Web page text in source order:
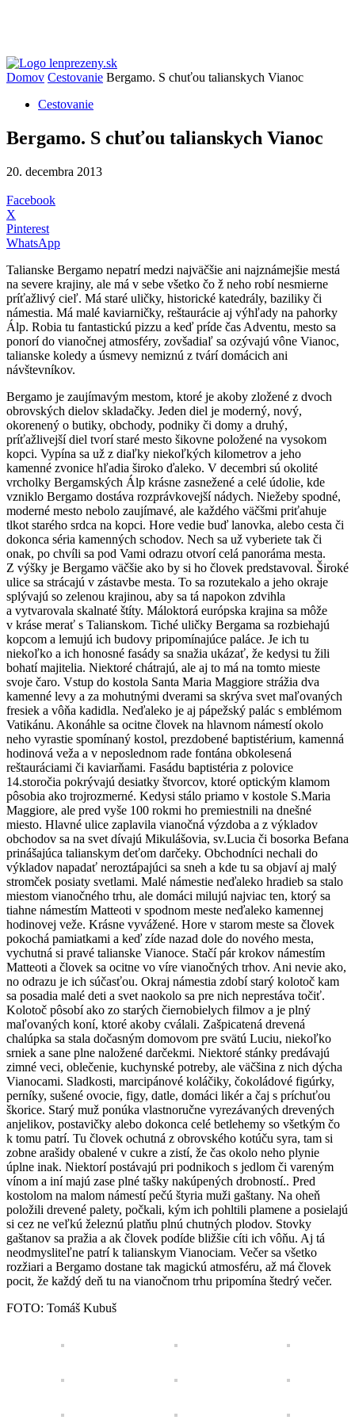
Domov Cestovanie Bergamo. S chuťou talianskych Vianoc
Cestovanie
Bergamo. S chuťou talianskych Vianoc
20. decembra 2013
Facebook
X
Pinterest
WhatsApp
Talianske Bergamo nepatrí medzi najväčšie ani najznámejšie mestá
na severe krajiny, ale má v sebe všetko čo ž neho robí nesmierne
príťažlivý cieľ. Má staré uličky, historické katedrály, baziliky či
námestia. Má malé kaviarničky, reštaurácie aj výhľady na pahorky
Álp. Robia tu fantastickú pizzu a keď príde čas Adventu, mesto sa
ponorí do vianočnej atmosféry, zovšadiaľ sa ozývajú vône Vianoc,
talianske koledy a úsmevy nemiznú z tvárí domácich ani
návštevníkov.
Bergamo je zaujímavým mestom, ktoré je akoby zložené z dvoch
obrovských dielov skladačky. Jeden diel je moderný, nový,
okorenený o butiky, obchody, podniky či domy a druhý,
príťažlivejší diel tvorí staré mesto šikovne položené na vysokom
kopci. Vypína sa už z diaľky niekoľkých kilometrov a jeho
kamenné zvonice hľadia široko ďaleko. V decembri sú okolité
vrcholky Bergamských Álp krásne zasnežené a celé údolie, kde
vzniklo Bergamo dostáva rozprávkovejší nádych. Niežeby spodné,
moderné mesto nebolo zaujímavé, ale každého väčšmi priťahuje
tlkot starého srdca na kopci. Hore vedie buď lanovka, alebo cesta či
dokonca séria kamenných schodov. Nech sa už vyberiete tak či
onak, po chvíli sa pod Vami odrazu otvorí celá panoráma mesta.
Z výšky je Bergamo väčšie ako by si ho človek predstavoval. Široké
ulice sa strácajú v zástavbe mesta. To sa rozutekalo a jeho okraje
splývajú so zelenou krajinou, aby sa tá napokon zdvihla
a vytvarovala skalnaté štíty. Máloktorá európska krajina sa môže
v kráse merať s Talianskom. Tiché uličky Bergama sa rozbiehajú
kopcom a lemujú ich budovy pripomínajúce paláce. Je ich tu
niekoľko a ich honosné fasády sa snažia ukázať, že kedysi tu žili
bohatí majitelia. Niektoré chátrajú, ale aj to má na tomto mieste
svoje čaro. Vstup do kostola Santa Maria Maggiore strážia dva
kamenné levy a za mohutnými dverami sa skrýva svet maľovaných
fresiek a vôňa kadidla. Neďaleko je aj pápežský palác s emblémom
Vatikánu. Akonáhle sa ocitne človek na hlavnom námestí okolo
neho vyrastie spomínaný kostol, prezdobené baptistérium, kamenná
hodinová veža a v neposlednom rade fontána obkolesená
reštauráciami či kaviarňami. Fasádu baptistéria z polovice
14.storočia pokrývajú desiatky štvorcov, ktoré optickým klamom
pôsobia ako trojrozmerné. Kedysi stálo priamo v kostole S.Maria
Maggiore, ale pred vyše 100 rokmi ho premiestnili na dnešné
miesto. Hlavné ulice zaplavila vianočná výzdoba a z výkladov
obchodov sa na svet dívajú Mikulášovia, sv.Lucia či bosorka Befana
prinášajúca talianskym deťom darčeky. Obchodníci nechali do
výkladov napadať neroztápajúci sa sneh a kde tu sa objaví aj malý
stromček posiaty svetlami. Malé námestie neďaleko hradieb sa stalo
miestom vianočného trhu, ale domáci milujú najviac ten, ktorý sa
tiahne námestím Matteoti v spodnom meste neďaleko kamennej
hodinovej veže. Krásne vyvážené. Hore v starom meste sa človek
pokochá pamiatkami a keď zíde nazad dole do nového mesta,
vychutná si pravé talianske Vianoce. Stačí pár krokov námestím
Matteoti a človek sa ocitne vo víre vianočných trhov. Ani nevie ako,
no odrazu je ich súčasťou. Okraj námestia zdobí starý kolotoč kam
sa posadia malé deti a svet naokolo sa pre nich neprestáva točiť.
Kolotoč pôsobí ako zo starých čiernobielych filmov a je plný
maľovaných koní, ktoré akoby cválali. Zašpicatená drevená
chalúpka sa stala dočasným domovom pre svätú Luciu, niekoľko
srniek a sane plne naložené darčekmi. Niektoré stánky predávajú
zimné veci, oblečenie, kuchynské potreby, ale väčšina z nich dýcha
Vianocami. Sladkosti, marcipánové koláčiky, čokoládové figúrky,
perníky, sušené ovocie, figy, datle, domáci likér a čaj s príchuťou
škorice. Starý muž ponúka vlastnoručne vyrezávaných drevených
anjelikov, postavičky alebo dokonca celé betlehemy so všetkým čo
k tomu patrí. Tu človek ochutná z obrovského kotúču syra, tam si
zobne arašidy obalené v cukre a zistí, že čas okolo neho plynie
úplne inak. Niektorí postávajú pri podnikoch s jedlom či vareným
vínom a iní majú zase plné tašky nakúpených drobností.. Pred
kostolom na malom námestí pečú štyria muži gaštany. Na oheň
položili drevené palety, počkali, kým ich pohltili plamene a posielajú
si cez ne veľkú železnú platňu plnú chutných plodov. Stovky
gaštanov sa pražia a ak človek podíde bližšie cíti ich vôňu. Aj tá
neodmysliteľne patrí k talianskym Vianociam. Večer sa všetko
rozžiari a Bergamo dostane tak magickú atmosféru, až má človek
pocit, že každý deň tu na vianočnom trhu pripomína štedrý večer.
FOTO: Tomáš Kubuš